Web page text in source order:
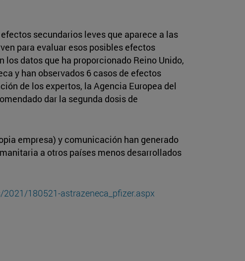
secundarios leves que aparece a las
para evaluar esos posibles efectos
datos que ha proporcionado Reino Unido,
y han observados 6 casos de efectos
de los expertos, la Agencia Europea del
dar la segunda dosis de
empresa) y comunicación han generado
a otros países menos desarrollados
180521-astrazeneca_pfizer.aspx